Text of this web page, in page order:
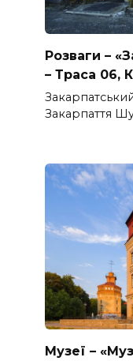
Розваги –
– Траса 06,
Закарпаття
Музеї –